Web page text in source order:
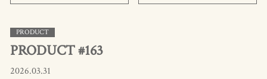
PRODUCT
PRODUCT #163
2026.03.31